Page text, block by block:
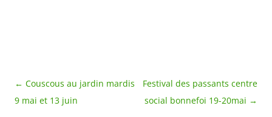
Navigation
des
← Couscous au jardin mardis
9 mai et 13 juin
Festival des passants centre
social bonnefoi 19-20mai →